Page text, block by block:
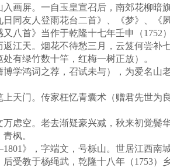
屏。一自玉皇宣召后，南郊花柳暗旗
友人登雨花台二首》、《梦》、《
八首》当作于乾隆十七年壬申（1752
天。烟花不待愁三月，云笈何尝补
有绿竹数十竿，红梅一树正放）。
鸿词之荐，召试未与），为爱名山
门。传家枉忆青囊术（赠君先世为
空。老去渐疑豪兴减，秋来初觉鬓
枫。
》，字端文，号栎山。世居江西南
受教于杨绳武，乾隆十八年（1753